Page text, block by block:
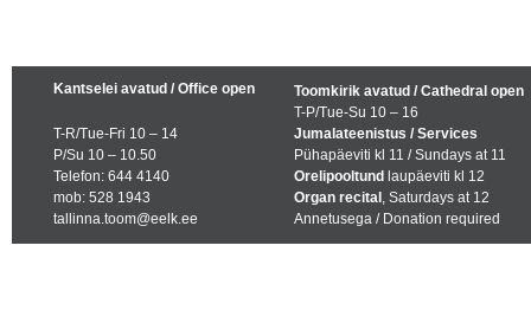
Kantselei avatud / Office open
T-R/Tue-Fri 10 – 14
P/Su 10 – 10.50
Telefon: 644 4140
mob: 528 1943
tallinna.toom@eelk.ee
Toomkirik avatud / Cathedral open
T-P/Tue-Su 10 – 16
Jumalateenistus / Services
Pühapäeviti kl 11 / Sundays at 11
Orelipooltund laupäeviti kl 12
Organ recital , Saturdays at 12
Annetusega / Donation required